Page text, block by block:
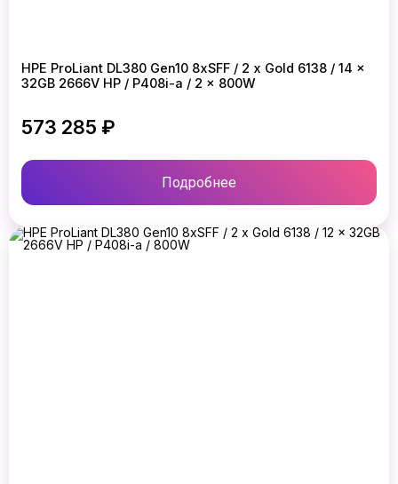
HPE ProLiant DL380 Gen10 8xSFF / 2 x Gold 6138 / 14 x
32GB 2666V HP / P408i-a / 2 x 800W
573 285 ₽
Подробнее